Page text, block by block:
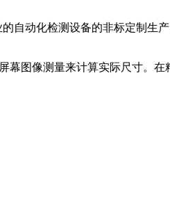
图像测量来计算实际尺寸。
自动化检测设备的非标定制生产